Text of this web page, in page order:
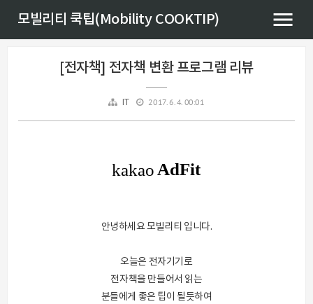
모빌리티 쿡팁(Mobility COOKTIP)
[전자책] 전자책 변환 프로그램 리뷰
IT 2017. 6. 4. 00:01
안녕하세요 모빌리티 입니다.
오늘은 전자기기로
전자책을 만들어서 읽는
분들에게 좋은 팁이 될듯하여